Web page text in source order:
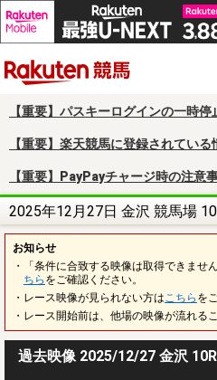
【重要】パスキーログインの一時停
【重要】楽天競馬に登録されてい
【重要】PayPayチャージ時の注意
2025年12月27日 金沢 競馬場
お知らせ
・「条件に合致する映像は取得できませ
ちら をご確認ください。
・レース映像が見られない方は こちら を
・レース開始前は、他場の映像が流れる
過去映像 2025/12/27 金沢 10R